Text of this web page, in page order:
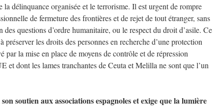
la délinquance organisée et le terrorisme. Il est urgent de rompre
de fermeture des frontières et de rejet de tout étranger, sans
des questions d’ordre humanitaire, ou le respect du droit d’asile. Ce
préserver les droits des personnes en recherche d’une protection
par la mise en place de moyens de contrôle et de répression
et dont les lames tranchantes de Ceuta et Melilla ne sont que l’un
soutien aux associations espagnoles et exige que la lumière